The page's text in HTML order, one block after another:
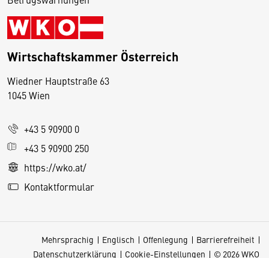
Wirtschaftskammer Österreich
Wiedner Hauptstraße 63
1045 Wien
+43 5 90900 0
+43 5 90900 250
https://wko.at/
Kontaktformular
Mehrsprachig Englisch Offenlegung
Barrierefreiheit
Datenschutzerklärung
Cookie-Einstellungen © 2026 WKO
D
s
e
S
e